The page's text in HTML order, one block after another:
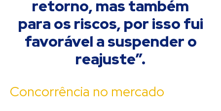
retorno, mas também
para os riscos, por isso fui
favorável a suspender o
reajuste”.
Concorrência no mercado